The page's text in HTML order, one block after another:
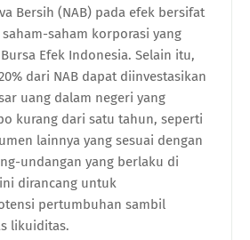
Bersih (NAB) pada efek bersifat
saham korporasi yang
Efek Indonesia. Selain itu,
dari NAB dapat diinvestasikan
uang dalam negeri yang
kurang dari satu tahun, seperti
lainnya yang sesuai dengan
undangan yang berlaku di
dirancang untuk
pertumbuhan sambil
likuiditas.